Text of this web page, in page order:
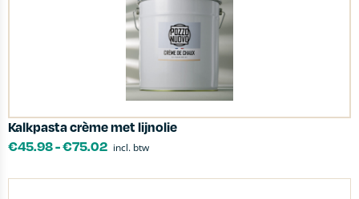
Kalkpasta crème met lijnolie
€45.98-€75.02 incl. btw